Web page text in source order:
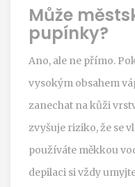
Může
pupínky?
Ano, ale ne přímo.
vysokým obsahem
zanechat na kůži
zvyšuje riziko, že se
používáte měkkou
depilaci si vždy